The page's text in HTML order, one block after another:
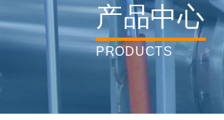
产品中心
PRODUCTS